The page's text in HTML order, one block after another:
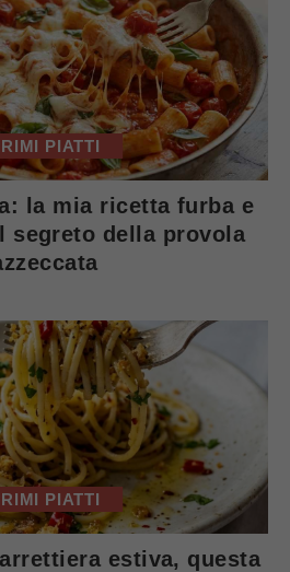
PIATTI
la mia ricetta furba e
segreto della provola
PIATTI
estiva, questa